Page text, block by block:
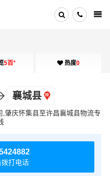
5百+ 热度0
襄城县
肇庆怀集县至许昌襄城县物流专
拨打电话